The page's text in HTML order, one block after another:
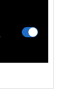
η
άνοιξης,
κλαδιά
την βάση